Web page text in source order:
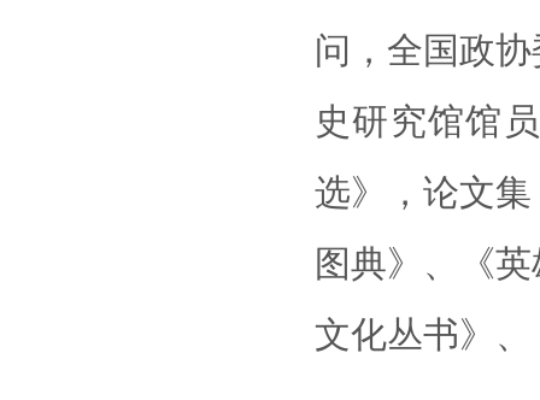
问，全国政
史研究馆馆
选》，论文
图典》、《
文化丛书》